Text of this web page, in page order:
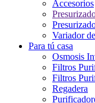
Accesorios
Variador
Para tú casa
Osmosis
Filtros
Filtros
Regadera